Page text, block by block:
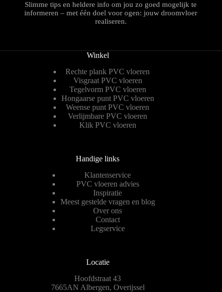
Slimme tips en heldere info om jou zo goed mogelijk te
informeren – met één doel voor ogen: jouw droomvloer
realiseren.
Winkel
Rechte plank PVC vloeren
Visgraat PVC vloeren
Tegelvorm PVC vloeren
Hongaarse punt PVC vloeren
Weense punt PVC vloeren
Verlijmbare PVC vloeren
Klik PVC vloeren
Handige links
Klantenservice
PVC vloeren advies
Inspiratie
Meest gestelde vragen en blog
Over ons
Contact
Legservice
Locatie
Hoofdstraat 43
7665AN Albergen, Overijssel